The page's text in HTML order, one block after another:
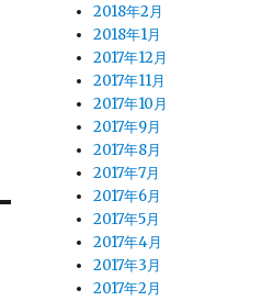
2018年2月
2018年1月
2017年12月
2017年11月
2017年10月
2017年9月
2017年8月
2017年7月
2017年6月
2017年5月
2017年4月
2017年3月
2017年2月